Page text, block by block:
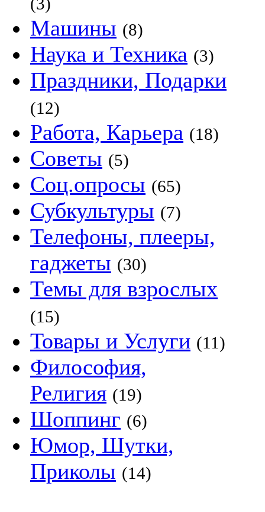
Машины (8)
Наука и Техника (3)
Праздники, Подарки
(12)
Работа, Карьера (18)
Советы (5)
Соц.опросы (65)
Субкультуры (7)
Телефоны, плееры,
гаджеты (30)
Темы для взрослых
(15)
Товары и Услуги (11)
Философия,
Религия (19)
Шоппинг (6)
Юмор, Шутки,
Приколы (14)